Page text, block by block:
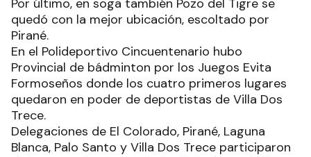
quedó con la mejor ubicación, escoltado por
Pirané.
En el Polideportivo Cincuentenario hubo
Provincial de bádminton por los Juegos Evita
Formoseños donde los cuatro primeros lugares
quedaron en poder de deportistas de Villa Dos
Trece.
Delegaciones de El Colorado, Pirané, Laguna
Blanca, Palo Santo y Villa Dos Trece participaron